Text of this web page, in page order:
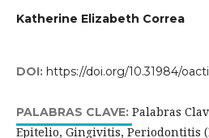
Katherine Elizabeth Correa
DOI: https://doi.org/10.31984/
PALABRAS CLAVE: Palabras
Epitelio, Gingivitis, Periodontitis